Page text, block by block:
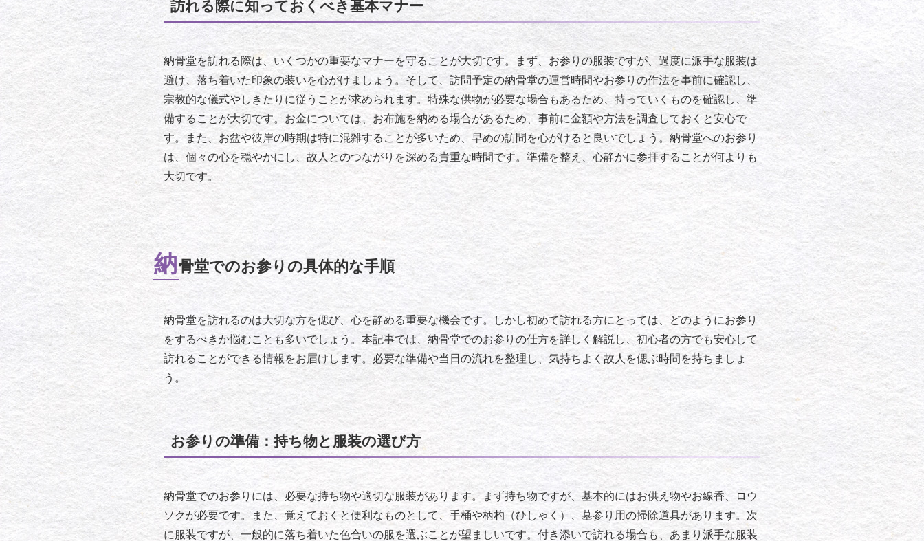
訪れる際に知っておくべき基本マナー
納骨堂を訪れる際は、いくつかの重要なマナーを守ることが大切です。まず、お参りの服装ですが、過度に派手な服装は
避け、落ち着いた印象の装いを心がけましょう。そして、訪問予定の納骨堂の運営時間やお参りの作法を事前に確認し、
宗教的な儀式やしきたりに従うことが求められます。特殊な供物が必要な場合もあるため、持っていくものを確認し、準
備することが大切です。お金については、お布施を納める場合があるため、事前に金額や方法を調査しておくと安心で
す。また、お盆や彼岸の時期は特に混雑することが多いため、早めの訪問を心がけると良いでしょう。納骨堂へのお参り
は、個々の心を穏やかにし、故人とのつながりを深める貴重な時間です。準備を整え、心静かに参拝することが何よりも
大切です。
納骨堂でのお参りの具体的な手順
納骨堂を訪れるのは大切な方を偲び、心を静める重要な機会です。しかし初めて訪れる方にとっては、どのようにお参り
をするべきか悩むことも多いでしょう。本記事では、納骨堂でのお参りの仕方を詳しく解説し、初心者の方でも安心して
訪れることができる情報をお届けします。必要な準備や当日の流れを整理し、気持ちよく故人を偲ぶ時間を持ちましょ
う。
お参りの準備：持ち物と服装の選び方
納骨堂でのお参りには、必要な持ち物や適切な服装があります。まず持ち物ですが、基本的にはお供え物やお線香、ロウ
ソクが必要です。また、覚えておくと便利なものとして、手桶や柄杓（ひしゃく）、墓参り用の掃除道具があります。次
に服装ですが、一般的に落ち着いた色合いの服を選ぶことが望ましいです。付き添いで訪れる場合も、あまり派手な服装